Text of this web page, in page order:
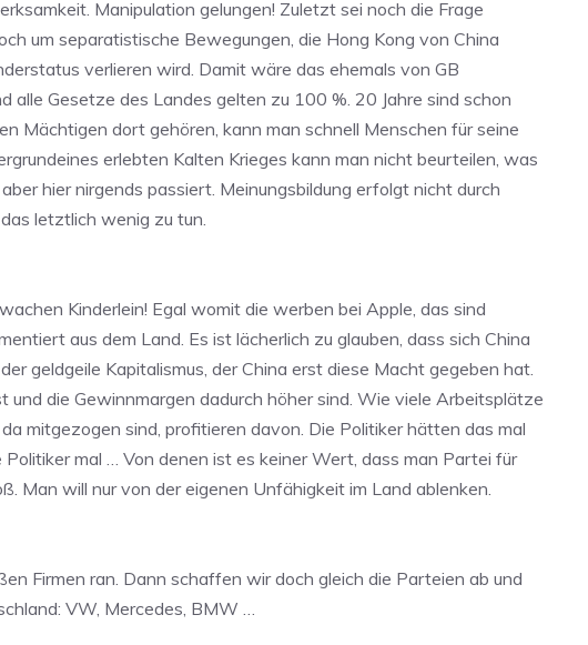
Manipulation gelungen! Zuletzt sei noch die Frage
um separatistische Bewegungen, die Hong Kong von China
verlieren wird. Damit wäre das ehemals von GB
Gesetze des Landes gelten zu 100 %. 20 Jahre sind schon
Mächtigen dort gehören, kann man schnell Menschen für seine
erlebten Kalten Krieges kann man nicht beurteilen, was
hier nirgends passiert. Meinungsbildung erfolgt nicht durch
letztlich wenig zu tun.
Kinderlein! Egal womit die werben bei Apple, das sind
aus dem Land. Es ist lächerlich zu glauben, dass sich China
geldgeile Kapitalismus, der China erst diese Macht gegeben hat.
die Gewinnmargen dadurch höher sind. Wie viele Arbeitsplätze
mitgezogen sind, profitieren davon. Die Politiker hätten das mal
mal … Von denen ist es keiner Wert, dass man Partei für
Man will nur von der eigenen Unfähigkeit im Land ablenken.
Firmen ran. Dann schaffen wir doch gleich die Parteien ab und
VW, Mercedes, BMW …